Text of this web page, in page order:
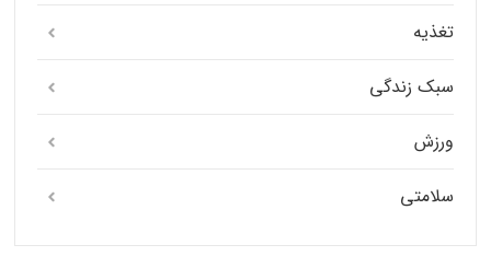
تغذیه
سبک زندگی
ورزش
سلامتی